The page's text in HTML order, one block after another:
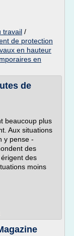
travail /
de protection
en hauteur
en
de
beaucoup plus
Aux situations
y pense -
des
des
moins